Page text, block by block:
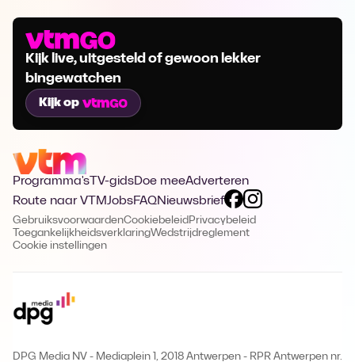
Kijk live, uitgesteld of gewoon lekker
bingewatchen
Kijk op
Programma's TV-gidsDoe meeAdverteren
Route naar VTMJobsFAQNieuwsbrief
GebruiksvoorwaardenCookiebeleid Privacybeleid
ToegankelijkheidsverklaringWedstrijdreglement
Cookie instellingen
DPG Media NV - Mediaplein 1, 2018 Antwerpen - RPR Antwerpen nr.